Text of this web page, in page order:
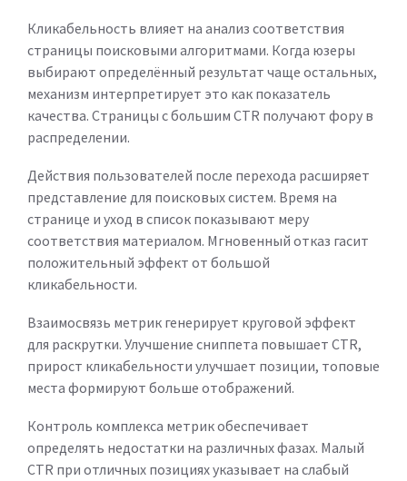
Кликабельность влияет на анализ соответствия
страницы поисковыми алгоритмами. Когда юзеры
выбирают определённый результат чаще остальных,
механизм интерпретирует это как показатель
качества. Страницы с большим CTR получают фору в
распределении.
Действия пользователей после перехода расширяет
представление для поисковых систем. Время на
странице и уход в список показывают меру
соответствия материалом. Мгновенный отказ гасит
положительный эффект от большой
кликабельности.
Взаимосвязь метрик генерирует круговой эффект
для раскрутки. Улучшение сниппета повышает CTR,
прирост кликабельности улучшает позиции, топовые
места формируют больше отображений.
Контроль комплекса метрик обеспечивает
определять недостатки на различных фазах. Малый
CTR при отличных позициях указывает на слабый